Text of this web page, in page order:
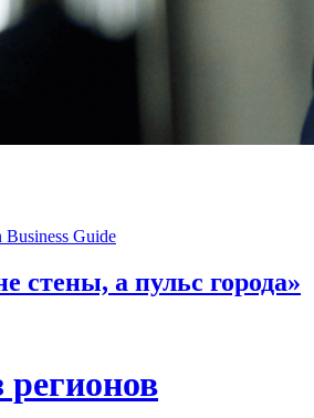
Business Guide
стены, а пульс города»
регионов